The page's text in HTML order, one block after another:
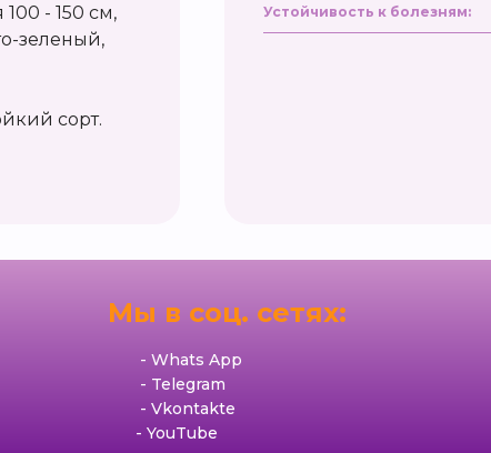
- 150 см,
зеленый,
сорт.
Устойчивость к болезням:
Мы в соц. сетях:
Whats App
Telegram
Vkontakte
YouTube